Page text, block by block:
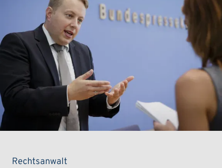
Rechtsanwalt